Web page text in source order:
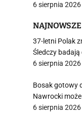
6 sierpnia 2026
37-letni Polak
Śledczy
6 sierpnia 2026
Bosak gotowy
Nawrocki
6 sierpnia 2026